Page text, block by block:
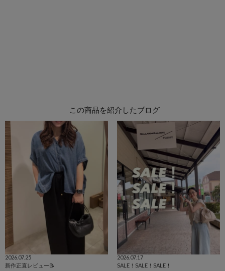
この商品を紹介したブログ
2026.07.25
新作正直レビュー📝
2026.07.17
SALE！SALE！SALE！